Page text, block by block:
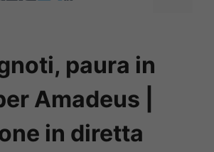
paura in
Amadeus |
in diretta